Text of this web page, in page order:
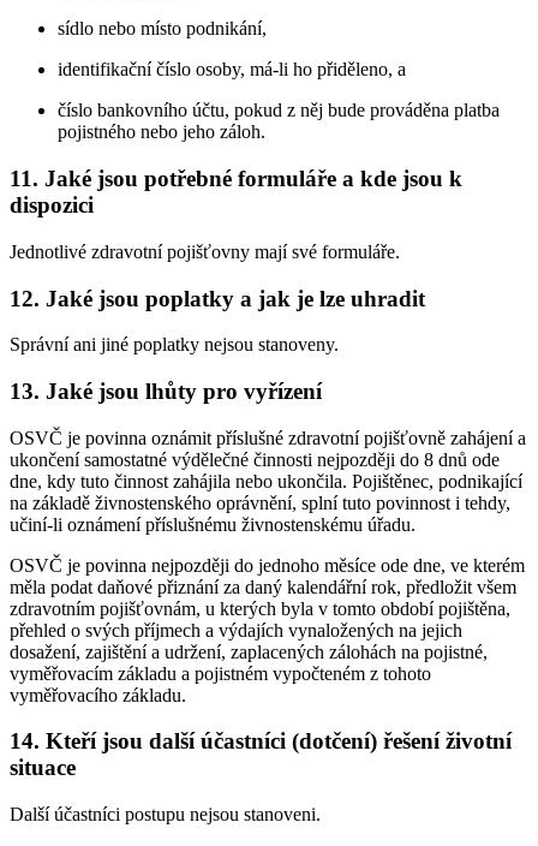
sídlo nebo místo podnikání,
identifikační číslo osoby, má-li ho přiděleno, a
číslo bankovního účtu, pokud z něj bude prováděna platba
pojistného nebo jeho záloh.
11. Jaké jsou potřebné formuláře a kde jsou k
dispozici
Jednotlivé zdravotní pojišťovny mají své formuláře.
12. Jaké jsou poplatky a jak je lze uhradit
Správní ani jiné poplatky nejsou stanoveny.
13. Jaké jsou lhůty pro vyřízení
OSVČ je povinna oznámit příslušné zdravotní pojišťovně zahájení a
ukončení samostatné výdělečné činnosti nejpozději do 8 dnů ode
dne, kdy tuto činnost zahájila nebo ukončila. Pojištěnec, podnikající
na základě živnostenského oprávnění, splní tuto povinnost i tehdy,
učiní-li oznámení příslušnému živnostenskému úřadu.
OSVČ je povinna nejpozději do jednoho měsíce ode dne, ve kterém
měla podat daňové přiznání za daný kalendářní rok, předložit všem
zdravotním pojišťovnám, u kterých byla v tomto období pojištěna,
přehled o svých příjmech a výdajích vynaložených na jejich
dosažení, zajištění a udržení, zaplacených zálohách na pojistné,
vyměřovacím základu a pojistném vypočteném z tohoto
vyměřovacího základu.
14. Kteří jsou další účastníci (dotčení) řešení životní
situace
Další účastníci postupu nejsou stanoveni.